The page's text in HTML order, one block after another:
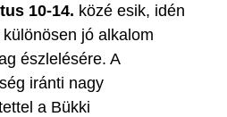
10-14. közé esik, idén
jó alkalom
észlelésére. A
iránti nagy
a Bükki